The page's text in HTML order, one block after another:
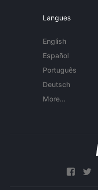
Langues
English
Español
Português
Deutsch
More...